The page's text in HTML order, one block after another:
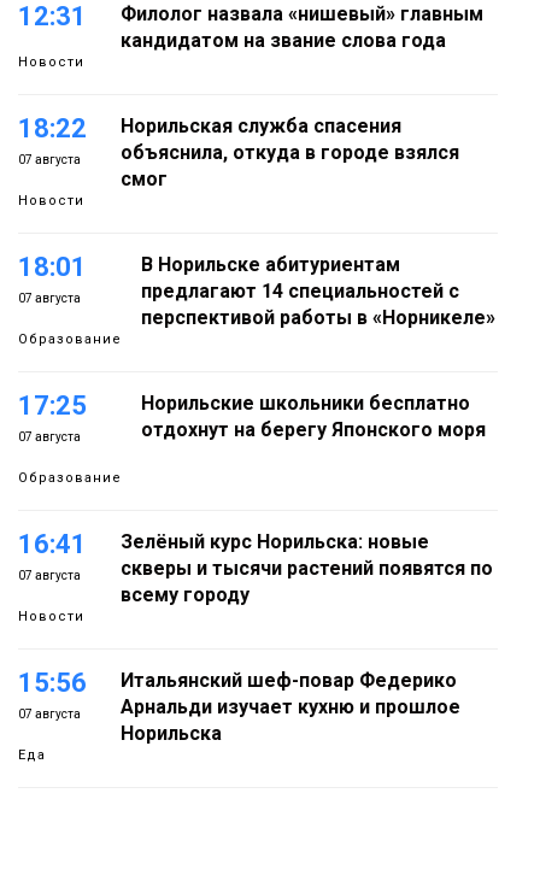
12:31
Новости
Филолог назвала «нишевый» главным
кандидатом на звание слова года
18:22
07 августа
Новости
Норильская служба спасения
объяснила, откуда в городе взялся
смог
18:01
07 августа
Образование
В Норильске абитуриентам
предлагают 14 специальностей с
перспективой работы в «Норникеле»
17:25
07 августа
Образование
Норильские школьники бесплатно
отдохнут на берегу Японского моря
16:41
07 августа
Новости
Зелёный курс Норильска: новые
скверы и тысячи растений появятся по
всему городу
15:56
07 августа
Еда
Итальянский шеф-повар Федерико
Арнальди изучает кухню и прошлое
Норильска